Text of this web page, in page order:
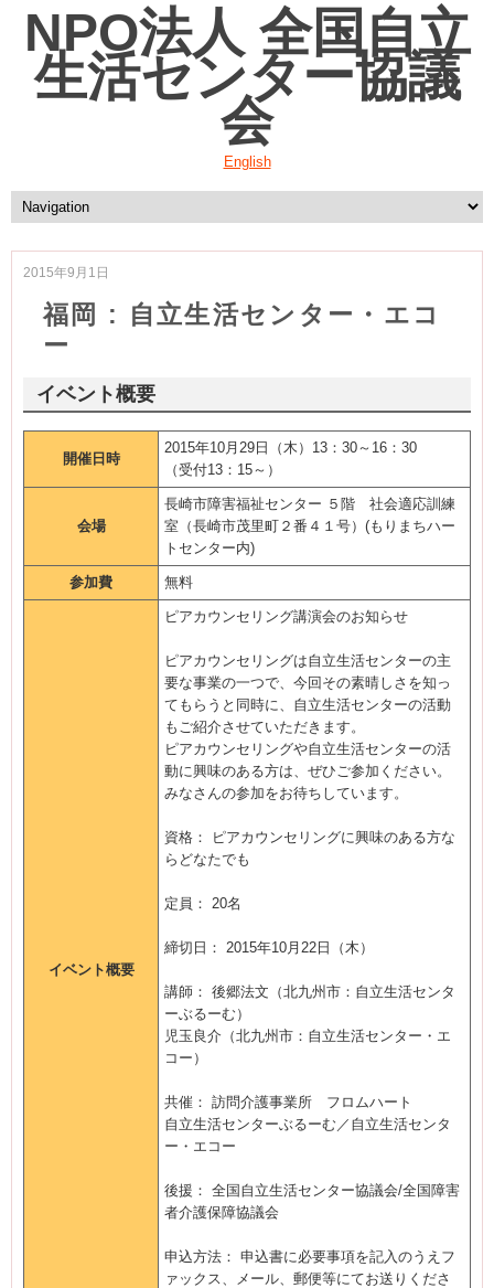
NPO法人 全国自立
生活センター協議
会
English
2015年9月1日
福岡 : 自立生活センター・エコ
ー
イベント概要
開催日時
2015年10月29日（木）13：30～16：30
（受付13：15～）
会場
長崎市障害福祉センター ５階 社会適応訓練
室（長崎市茂里町２番４１号）(もりまちハー
トセンター内)
参加費 無料
イベント概要
ピアカウンセリング講演会のお知らせ
ピアカウンセリングは自立生活センターの主
要な事業の一つで、今回その素晴しさを知っ
てもらうと同時に、自立生活センターの活動
もご紹介させていただきます。
ピアカウンセリングや自立生活センターの活
動に興味のある方は、ぜひご参加ください。
みなさんの参加をお待ちしています。
資格： ピアカウンセリングに興味のある方な
らどなたでも
定員： 20名
締切日： 2015年10月22日（木）
講師： 後郷法文（北九州市：自立生活センタ
ーぶるーむ）
児玉良介（北九州市：自立生活センター・エ
コー）
共催： 訪問介護事業所 フロムハート
自立生活センターぶるーむ／自立生活センタ
ー・エコー
後援： 全国自立生活センター協議会/全国障害
者介護保障協議会
申込方法： 申込書に必要事項を記入のうえフ
ァックス、メール、郵便等にてお送りくださ